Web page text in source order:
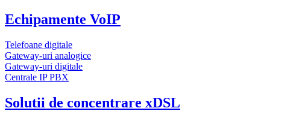
Echipamente VoIP
Telefoane digitale
Gateway-uri analogice
Gateway-uri digitale
Centrale IP PBX
Solutii de concentrare xDSL